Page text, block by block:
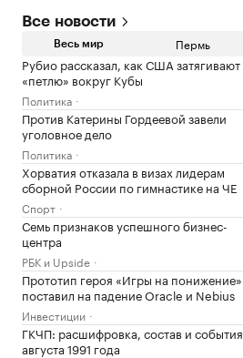
Все новости
Весь мир Пермь
Рубио рассказал, как США затягивают
«петлю» вокруг Кубы
Политика
Против Катерины Гордеевой завели
уголовное дело
Политика
Хорватия отказала в визах лидерам
сборной России по гимнастике на ЧЕ
Спорт
Семь признаков успешного бизнес-
центра
РБК и Upside
Прототип героя «Игры на понижение»
поставил на падение Oracle и Nebius
Инвестиции
ГКЧП: расшифровка, состав и события
августа 1991 года